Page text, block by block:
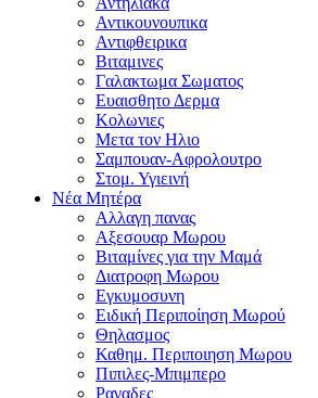
Αντικουνουπικα
Αντιφθειρικα
Βιταμινες
Γαλακτωμα Σωματος
Ευαισθητο Δερμα
Κολωνιες
Μετα τον Ηλιο
Σαμπουαν-Αφρολουτρο
Στομ. Υγιεινή
Νέα Μητέρα
Αλλαγη πανας
Αξεσουαρ Μωρου
Βιταμίνες για την Μαμά
Διατροφη Μωρου
Εγκυμοσυνη
Ειδική Περιποίηση Μωρού
Θηλασμος
Καθημ. Περιποιηση Μωρου
Πιπιλες-Μπιμπερο
Ραγαδες